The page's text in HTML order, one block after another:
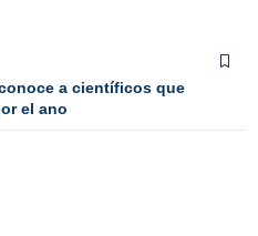
a científicos que
el ano